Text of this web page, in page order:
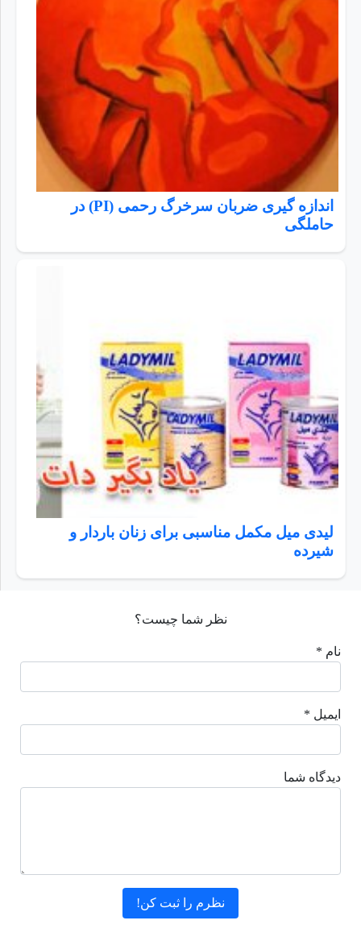
اندازه گیری ضربان سرخرگ رحمی (PI) در
حاملگی
لیدی میل مکمل مناسبی برای زنان باردار و
شیرده
نظر شما چیست؟
نام *
ایمیل *
دیدگاه شما